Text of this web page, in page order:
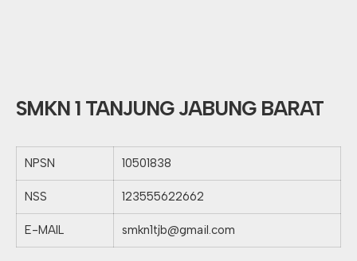
SMKN 1 TANJUNG JABUNG BARAT
NPSN 10501838
NSS 123555622662
E-MAIL smkn1tjb@gmail.com